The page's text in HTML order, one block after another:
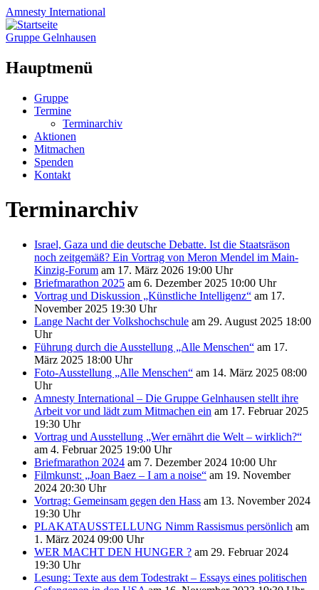
Amnesty International
Gruppe Gelnhausen
Hauptmenü
Zum
Inhalt
Gruppe
Termine
Terminarchiv
Aktionen
Mitmachen
Spenden
Kontakt
Terminarchiv
Israel, Gaza und die deutsche Debatte. Ist die Staatsräson
noch zeitgemäß? Ein Vortrag von Meron Mendel im Main-
Kinzig-Forum am 17. März 2026 19:00 Uhr
Briefmarathon 2025 am 6. Dezember 2025 10:00 Uhr
Vortrag und Diskussion „Künstliche Intelligenz“ am 17.
November 2025 19:30 Uhr
Lange Nacht der Volkshochschule am 29. August 2025 18:00
Uhr
Führung durch die Ausstellung „Alle Menschen“ am 17.
März 2025 18:00 Uhr
Foto-Ausstellung „Alle Menschen“ am 14. März 2025 08:00
Uhr
Amnesty International – Die Gruppe Gelnhausen stellt ihre
Arbeit vor und lädt zum Mitmachen ein am 17. Februar 2025
19:30 Uhr
Vortrag und Ausstellung „Wer ernährt die Welt – wirklich?“
am 4. Februar 2025 19:00 Uhr
Briefmarathon 2024 am 7. Dezember 2024 10:00 Uhr
Filmkunst: „Joan Baez – I am a noise“ am 19. November
2024 20:30 Uhr
Vortrag: Gemeinsam gegen den Hass am 13. November 2024
19:30 Uhr
PLAKATAUSSTELLUNG Nimm Rassismus persönlich am
1. März 2024 09:00 Uhr
WER MACHT DEN HUNGER ? am 29. Februar 2024
19:30 Uhr
Lesung: Texte aus dem Todestrakt – Essays eines politischen